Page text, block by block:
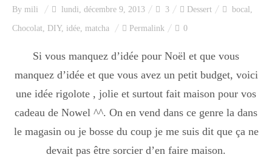
Index des recettes
Catégories
Entrée
By mili lundi, décembre 9, 2013 3 Dessert bocal ,
Chocolat, DIY, idée, matcha Permalink 0
Si vous manquez d’idée pour Noël et que vous
manquez d’idée et que vous avez un petit budget, voici
une idée rigolote , jolie et surtout fait maison pour vos
cadeau de Nowel ^^. On en vend dans ce genre la dans
le magasin ou je bosse du coup je me suis dit que ça ne
devait pas être sorcier d’en faire maison.